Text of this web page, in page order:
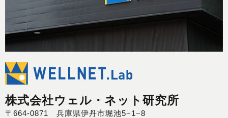
株式会社ウェル・ネット研究所
〒664-0871 兵庫県伊丹市堀池5−1−8